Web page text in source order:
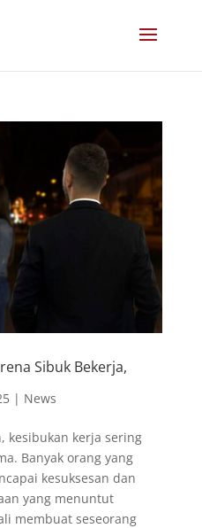
Sibuk Bekerja,
| News
kesibukan kerja sering
Banyak orang yang
kesuksesan dan
yang menuntut
membuat seseorang